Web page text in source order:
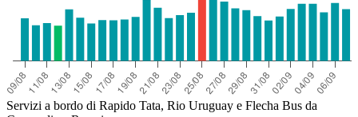
Servizi a bordo di Rapido Tata, Rio Uruguay e Flecha Bus da